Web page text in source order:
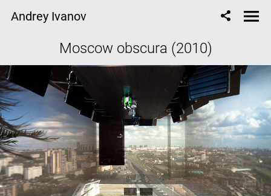
Andrey Ivanov
Moscow obscura (2010)